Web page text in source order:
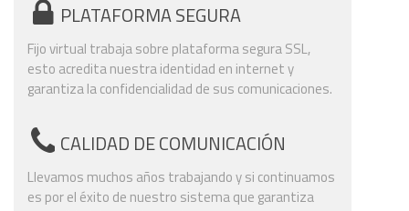
PLATAFORMA SEGURA
Fijo virtual trabaja sobre plataforma segura SSL,
esto acredita nuestra identidad en internet y
garantiza la confidencialidad de sus comunicaciones.
CALIDAD DE COMUNICACIÓN
Llevamos muchos años trabajando y si continuamos
es por el éxito de nuestro sistema que garantiza